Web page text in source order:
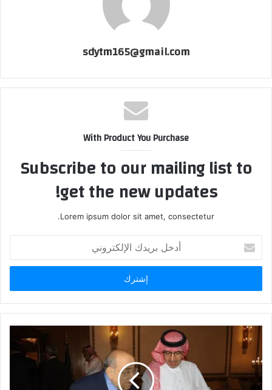
sdytm165@gmail.com
With Product You Purchase
Subscribe to our mailing list to
get the new updates!
Lorem ipsum dolor sit amet, consectetur.
بريدك
الإلكتروني